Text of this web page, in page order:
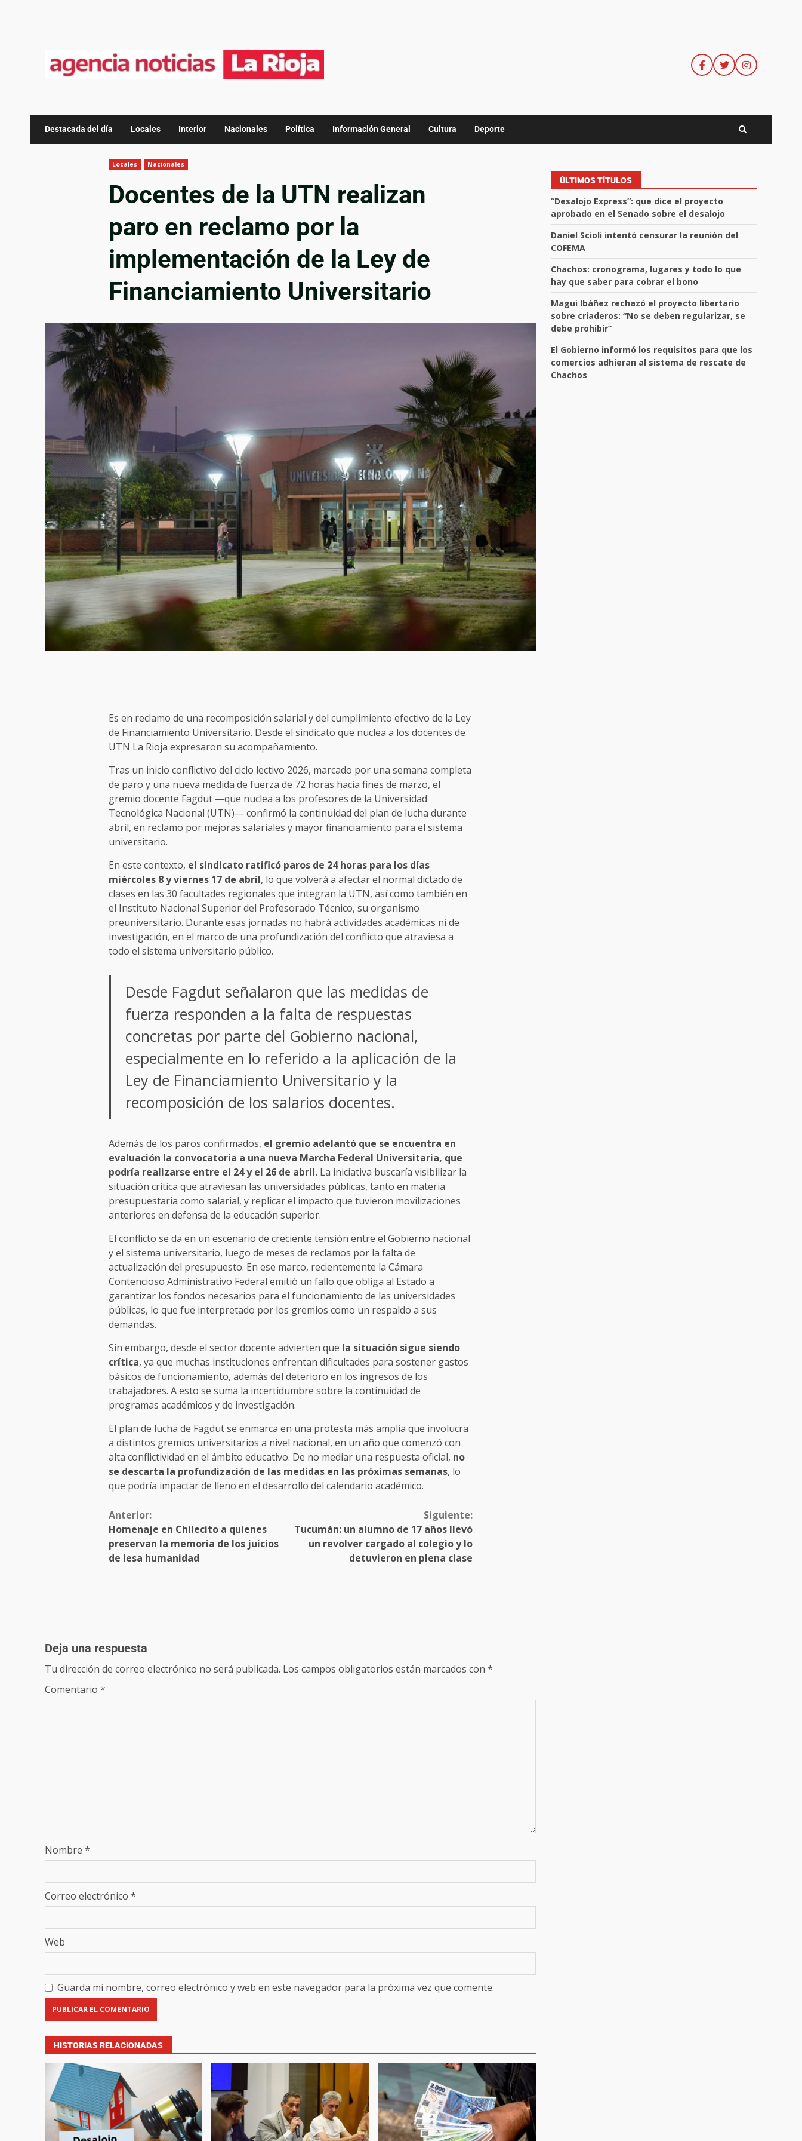
Destacada del día Locales Interior Nacionales Política Información General Cultura Deporte
Locales Nacionales
Docentes de la UTN realizan
paro en reclamo por la
implementación de la Ley de
Financiamiento Universitario
Es en reclamo de una recomposición salarial y del cumplimiento efectivo de la Ley
de Financiamiento Universitario. Desde el sindicato que nuclea a los docentes de
UTN La Rioja expresaron su acompañamiento.
Tras un inicio conflictivo del ciclo lectivo 2026, marcado por una semana completa
de paro y una nueva medida de fuerza de 72 horas hacia fines de marzo, el
gremio docente Fagdut —que nuclea a los profesores de la Universidad
Tecnológica Nacional (UTN)— confirmó la continuidad del plan de lucha durante
abril, en reclamo por mejoras salariales y mayor financiamiento para el sistema
universitario.
En este contexto, el sindicato ratificó paros de 24 horas para los días
miércoles 8 y viernes 17 de abril, lo que volverá a afectar el normal dictado de
clases en las 30 facultades regionales que integran la UTN, así como también en
el Instituto Nacional Superior del Profesorado Técnico, su organismo
preuniversitario. Durante esas jornadas no habrá actividades académicas ni de
investigación, en el marco de una profundización del conflicto que atraviesa a
todo el sistema universitario público.
Desde Fagdut señalaron que las medidas de
fuerza responden a la falta de respuestas
concretas por parte del Gobierno nacional,
especialmente en lo referido a la aplicación de la
Ley de Financiamiento Universitario y la
recomposición de los salarios docentes.
Además de los paros confirmados, el gremio adelantó que se encuentra en
evaluación la convocatoria a una nueva Marcha Federal Universitaria, que
podría realizarse entre el 24 y el 26 de abril.La iniciativa buscaría visibilizar la
situación crítica que atraviesan las universidades públicas, tanto en materia
presupuestaria como salarial, y replicar el impacto que tuvieron movilizaciones
anteriores en defensa de la educación superior.
El conflicto se da en un escenario de creciente tensión entre el Gobierno nacional
y el sistema universitario, luego de meses de reclamos por la falta de
actualización del presupuesto. En ese marco, recientemente la Cámara
Contencioso Administrativo Federal emitió un fallo que obliga al Estado a
garantizar los fondos necesarios para el funcionamiento de las universidades
públicas, lo que fue interpretado por los gremios como un respaldo a sus
demandas.
Sin embargo, desde el sector docente advierten que la situación sigue siendo
crítica, ya que muchas instituciones enfrentan dificultades para sostener gastos
básicos de funcionamiento, además del deterioro en los ingresos de los
trabajadores. A esto se suma la incertidumbre sobre la continuidad de
programas académicos y de investigación.
El plan de lucha de Fagdut se enmarca en una protesta más amplia que involucra
a distintos gremios universitarios a nivel nacional, en un año que comenzó con
alta conflictividad en el ámbito educativo. De no mediar una respuesta oficial, no
se descarta la profundización de las medidas en las próximas semanas, lo
que podría impactar de lleno en el desarrollo del calendario académico.
Anterior:
Homenaje en Chilecito a quienes
preservan la memoria de los juicios
de lesa humanidad
Siguiente:
Tucumán: un alumno de 17 años llevó
un revolver cargado al colegio y lo
detuvieron en plena clase
Deja una respuesta
Tu dirección de correo electrónico no será publicada. Los campos obligatorios están marcados con *
Comentario *
Nombre *
Correo electrónico *
Web
Guarda mi nombre, correo electrónico y web en este navegador para la próxima vez que comente.
HISTORIAS RELACIONADAS
ÚLTIMOS TÍTULOS
“Desalojo Express”: que dice el proyecto
aprobado en el Senado sobre el desalojo
Daniel Scioli intentó censurar la reunión del
COFEMA
Chachos: cronograma, lugares y todo lo que
hay que saber para cobrar el bono
Magui Ibáñez rechazó el proyecto libertario
sobre criaderos: “No se deben regularizar, se
debe prohibir”
El Gobierno informó los requisitos para que los
comercios adhieran al sistema de rescate de
Chachos